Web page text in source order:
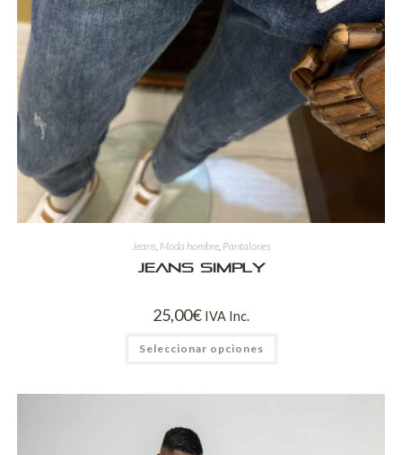
Jeans, Moda hombre, Pantalones
Jeans Simply
25,00€ IVA Inc.
Seleccionar opciones